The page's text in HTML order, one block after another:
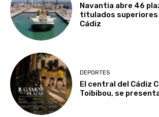
Navantia abre 46
titulados superiores
Cádiz
DEPORTES
El central del Cádiz
Toibibou, se